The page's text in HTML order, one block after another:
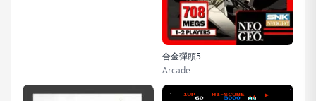
合金彈頭5
Arcade